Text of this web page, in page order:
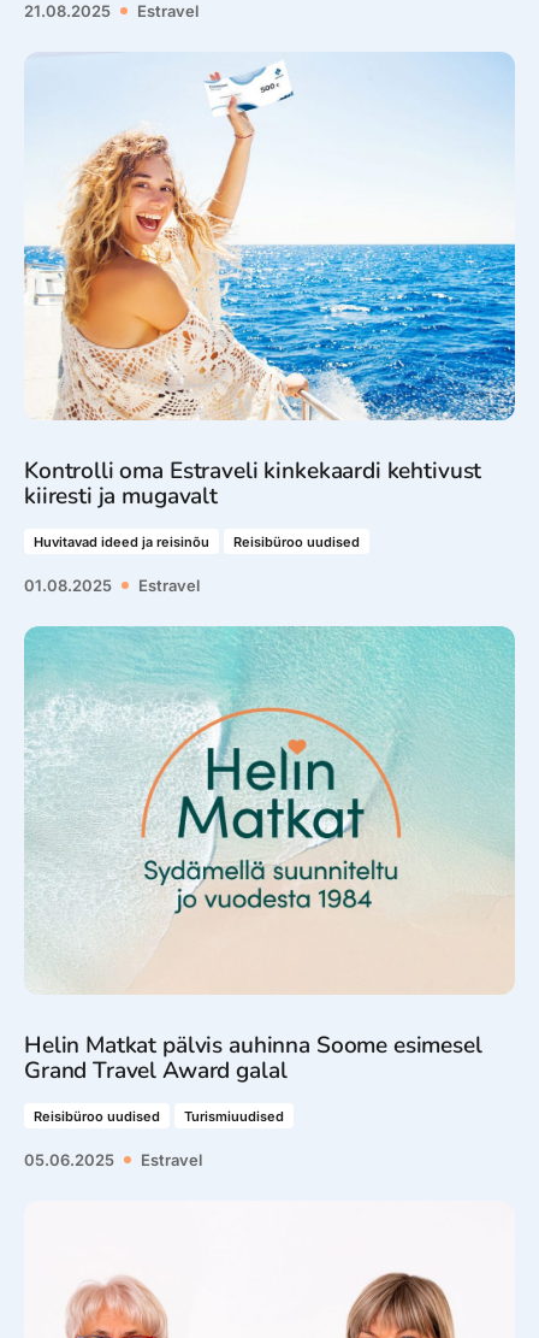
21.08.2025 Estravel
Kontrolli oma Estraveli kinkekaardi kehtivust
kiiresti ja mugavalt
Huvitavad ideed ja reisinõu Reisibüroo uudised
01.08.2025 Estravel
Helin Matkat pälvis auhinna Soome esimesel
Grand Travel Award galal
Reisibüroo uudised Turismiuudised
05.06.2025 Estravel